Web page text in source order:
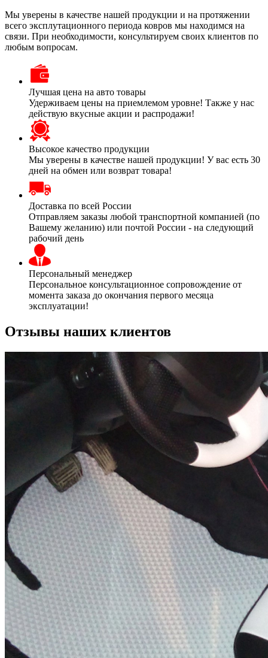
Мы уверены в качестве нашей продукции и на протяжении
всего эксплутационного периода ковров мы находимся на
связи. При необходимости, консультируем своих клиентов по
любым вопросам.
Лучшая цена на авто товары
Удерживаем цены на приемлемом уровне! Также у нас
действую вкусные акции и распродажи!
Высокое качество продукции
Мы уверены в качестве нашей продукции! У вас есть 30
дней на обмен или возврат товара!
Доставка по всей России
Отправляем заказы любой транспортной компанией (по
Вашему желанию) или почтой России - на следующий
рабочий день
Персональный менеджер
Персональное консультационное сопровождение от
момента заказа до окончания первого месяца
эксплуатации!
Отзывы наших клиентов